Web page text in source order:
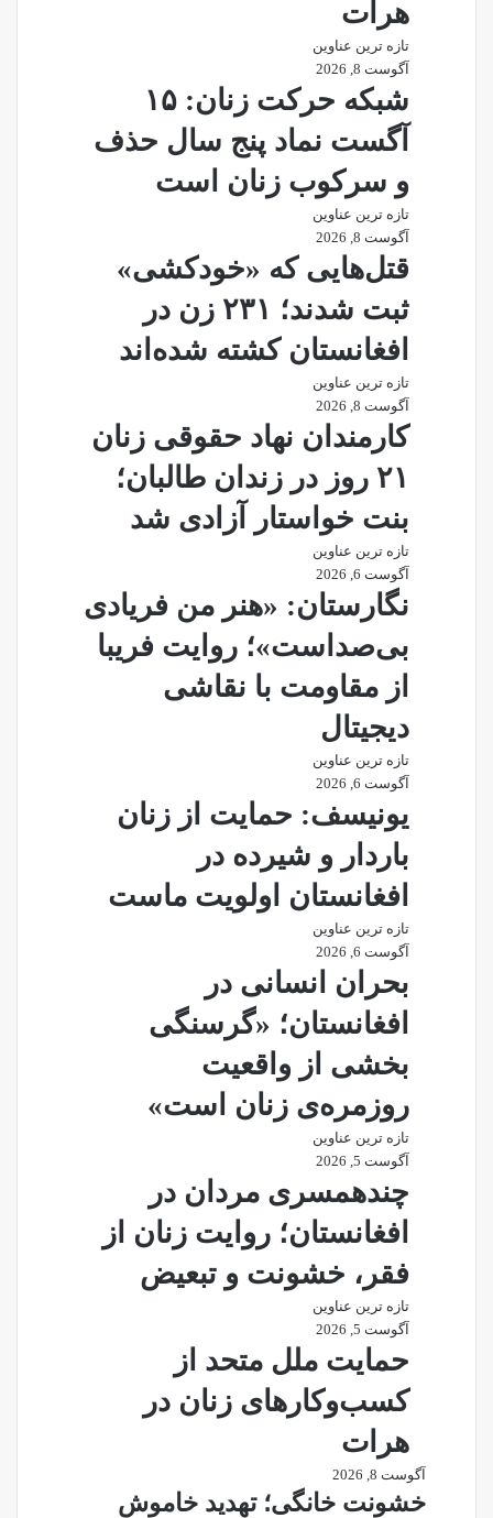
هرات
تازه ترین عناوین
آگوست 8, 2026
شبکه حرکت زنان: ۱۵
آگست نماد پنج سال حذف
و سرکوب زنان است
تازه ترین عناوین
آگوست 8, 2026
قتل‌هایی که «خودکشی»
ثبت شدند؛ ۲۳۱ زن در
افغانستان کشته شده‌اند
تازه ترین عناوین
آگوست 8, 2026
کارمندان نهاد حقوقی زنان
۲۱ روز در زندان طالبان؛
بنت خواستار آزادی شد
تازه ترین عناوین
آگوست 6, 2026
نگارستان: «هنر من فریادی
بی‌صداست»؛ روایت فریبا
از مقاومت با نقاشی
دیجیتال
تازه ترین عناوین
آگوست 6, 2026
یونیسف: حمایت از زنان
باردار و شیرده در
افغانستان اولویت ماست
تازه ترین عناوین
آگوست 6, 2026
بحران انسانی در
افغانستان؛ «گرسنگی
بخشی از واقعیت
روزمره‌ی زنان است»
تازه ترین عناوین
آگوست 5, 2026
چندهمسری مردان در
افغانستان؛ روایت زنان از
فقر، خشونت و تبعیض
تازه ترین عناوین
آگوست 5, 2026
حمایت ملل متحد از
کسب‌وکارهای زنان در
هرات
آگوست 8, 2026
خشونت خانگی؛ تهدید خاموش